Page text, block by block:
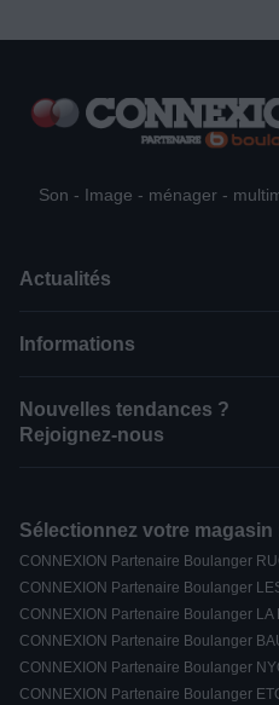
Son - Image - ménager -
Actualités
Informations
Nouvelles tendances ?
Rejoignez-nous
Sélectionnez votre magasin
CONNEXION Partenaire Boulanger
CONNEXION Partenaire Boulanger
CONNEXION Partenaire Boulanger LA
CONNEXION Partenaire Boulanger
CONNEXION Partenaire Boulanger
CONNEXION Partenaire Boulanger